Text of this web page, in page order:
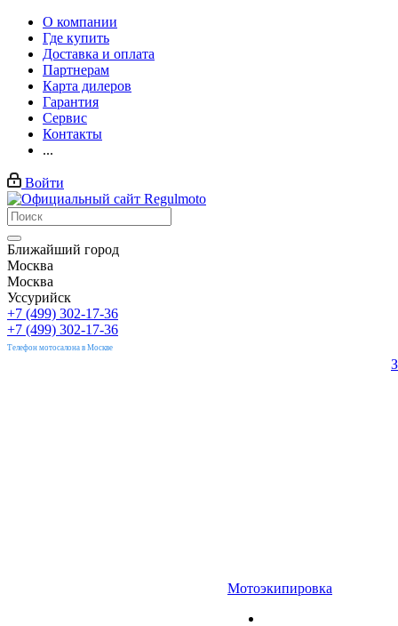
О компании
Где купить
Доставка и оплата
Партнерам
Карта дилеров
Гарантия
Сервис
Контакты
...
Войти
Ближайший город
Москва
Москва
Уссурийск
+7 (499) 302-17-36
+7 (499) 302-17-36
Телефон мотосалона в Москве
Мотоэкипировка